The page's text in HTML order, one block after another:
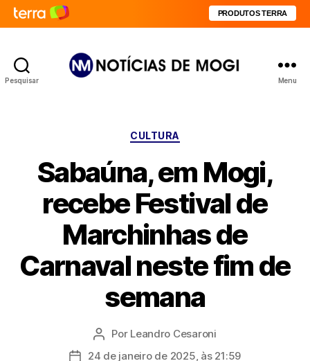
PRODUTOS TERRA
Pesquisar Menu
Categorias
CULTURA
Sabaúna, em Mogi,
recebe Festival de
Marchinhas de
Carnaval neste fim de
semana
Autor
do
Por Leandro Cesaroni
Data24 de janeiro de 2025, às 21:59